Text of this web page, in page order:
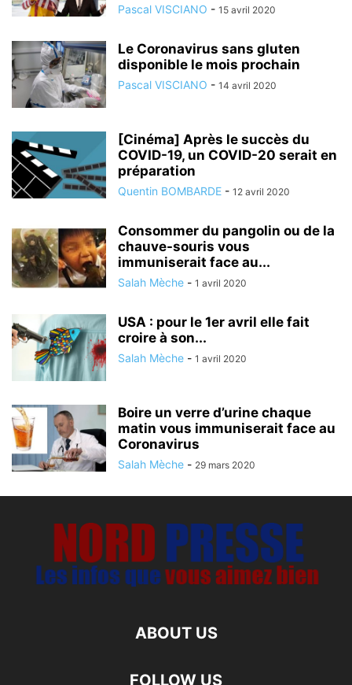
Pascal VISCIANO - 15 avril 2020
Le Coronavirus sans gluten
disponible le mois prochain
Pascal VISCIANO - 14 avril 2020
[Cinéma] Après le succès du
COVID-19, un COVID-20 serait en
préparation
Quentin BOMBARDE - 12 avril 2020
Consommer du pangolin ou de la
chauve-souris vous
immuniserait face au...
Salah Mèche - 1 avril 2020
USA : pour le 1er avril elle fait
croire à son...
Salah Mèche - 1 avril 2020
Boire un verre d’urine chaque
matin vous immuniserait face au
Coronavirus
Salah Mèche - 29 mars 2020
ABOUT US
FOLLOW US